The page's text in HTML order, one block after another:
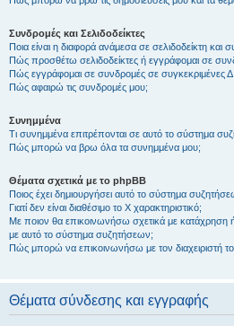
Συνδρομές και Σελιδοδείκτες
Ποια είναι η διαφορά ανάμεσα σε σελιδοδείκτη και
Πώς προσθέτω σελιδοδείκτες ή εγγράφομαι σε
Πώς εγγράφομαι σε συνδρομές σε συγκεκριμένες
Πώς αφαιρώ τις συνδρομές μου;
Συνημμένα
Τι συνημμένα επιτρέπονται σε αυτό το σύστημα
Πώς μπορώ να βρω όλα τα συνημμένα μου;
Θέματα σχετικά με το phpBB
Ποιος έχει δημιουργήσει αυτό το σύστημα
Γιατί δεν είναι διαθέσιμο το Χ χαρακτηριστικό;
Με ποιον θα επικοινωνήσω σχετικά με κατάχρηση
με αυτό το σύστημα συζητήσεων;
Πώς μπορώ να επικοινωνήσω με τον διαχειριστή
Θέματα σύνδεσης και εγγραφής